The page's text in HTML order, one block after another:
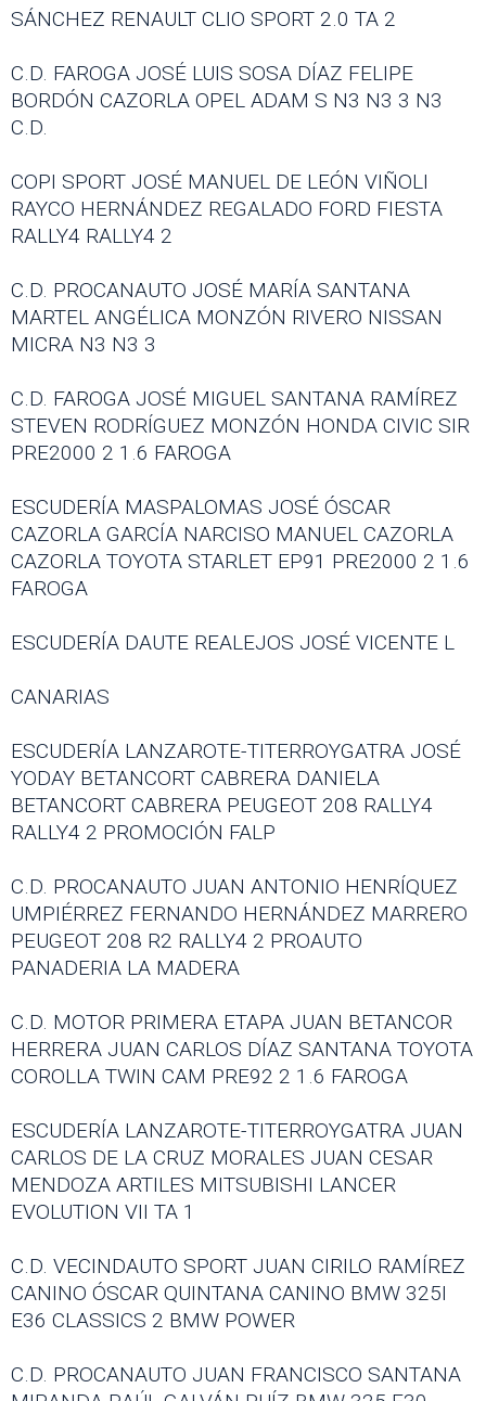
SÁNCHEZ RENAULT CLIO SPORT 2.0 TA 2
C.D. FAROGA JOSÉ LUIS SOSA DÍAZ FELIPE
BORDÓN CAZORLA OPEL ADAM S N3 N3 3 N3
C.D.
COPI SPORT JOSÉ MANUEL DE LEÓN VIÑOLI
RAYCO HERNÁNDEZ REGALADO FORD FIESTA
RALLY4 RALLY4 2
C.D. PROCANAUTO JOSÉ MARÍA SANTANA
MARTEL ANGÉLICA MONZÓN RIVERO NISSAN
MICRA N3 N3 3
C.D. FAROGA JOSÉ MIGUEL SANTANA RAMÍREZ
STEVEN RODRÍGUEZ MONZÓN HONDA CIVIC SIR
PRE2000 2 1.6 FAROGA
ESCUDERÍA MASPALOMAS JOSÉ ÓSCAR
CAZORLA GARCÍA NARCISO MANUEL CAZORLA
CAZORLA TOYOTA STARLET EP91 PRE2000 2 1.6
FAROGA
ESCUDERÍA DAUTE REALEJOS JOSÉ VICENTE L
CANARIAS
ESCUDERÍA LANZAROTE-TITERROYGATRA JOSÉ
YODAY BETANCORT CABRERA DANIELA
BETANCORT CABRERA PEUGEOT 208 RALLY4
RALLY4 2 PROMOCIÓN FALP
C.D. PROCANAUTO JUAN ANTONIO HENRÍQUEZ
UMPIÉRREZ FERNANDO HERNÁNDEZ MARRERO
PEUGEOT 208 R2 RALLY4 2 PROAUTO
PANADERIA LA MADERA
C.D. MOTOR PRIMERA ETAPA JUAN BETANCOR
HERRERA JUAN CARLOS DÍAZ SANTANA TOYOTA
COROLLA TWIN CAM PRE92 2 1.6 FAROGA
ESCUDERÍA LANZAROTE-TITERROYGATRA JUAN
CARLOS DE LA CRUZ MORALES JUAN CESAR
MENDOZA ARTILES MITSUBISHI LANCER
EVOLUTION VII TA 1
C.D. VECINDAUTO SPORT JUAN CIRILO RAMÍREZ
CANINO ÓSCAR QUINTANA CANINO BMW 325I
E36 CLASSICS 2 BMW POWER
C.D. PROCANAUTO JUAN FRANCISCO SANTANA